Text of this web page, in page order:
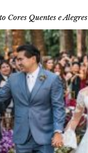
Cores Quentes e